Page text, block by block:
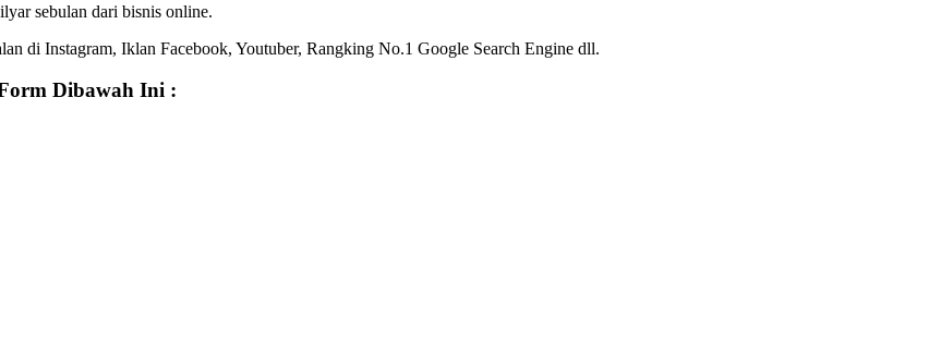
sebulan dari bisnis online.
di Instagram, Iklan Facebook, Youtuber, Rangking No.1 Google Search Engine dll.
Dibawah Ini :